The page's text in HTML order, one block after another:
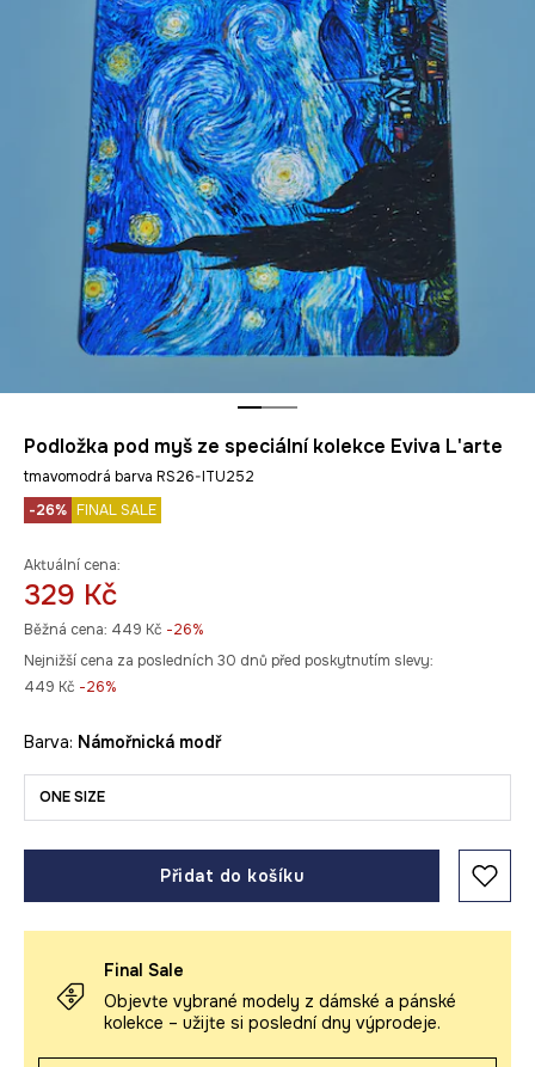
Podložka pod myš ze speciální kolekce Eviva L'arte
tmavomodrá barva RS26-ITU252
-26% FINAL SALE
Aktuální cena:
329 Kč
Běžná cena: 449 Kč -26%
Nejnižší cena za posledních 30 dnů před poskytnutím slevy:
449 Kč -26%
Barva: námořnická modř
ONE SIZE
Přidat do košíku
Final Sale
Objevte vybrané modely z dámské a pánské
kolekce – užijte si poslední dny výprodeje.